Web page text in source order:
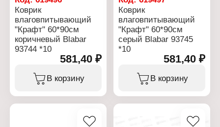
Коврик
влаговпитывающий
"Крафт" 60*90см
коричневый Blabar
93744 *10
581,40 ₽
В корзину
Коврик
влаговпитывающий
"Крафт" 60*90см
серый Blabar 93745
*10
581,40 ₽
В корзину